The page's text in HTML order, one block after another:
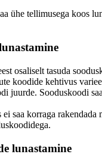
ühe tellimusega koos
osaliselt tasuda
koodide kehtivus
juurde. Sooduskoodi
ei saa korraga rakendada
lunastamine